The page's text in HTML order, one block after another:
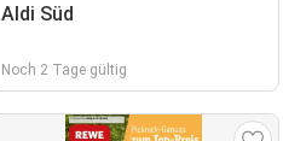
Aldi Süd
Noch 2 Tage gültig